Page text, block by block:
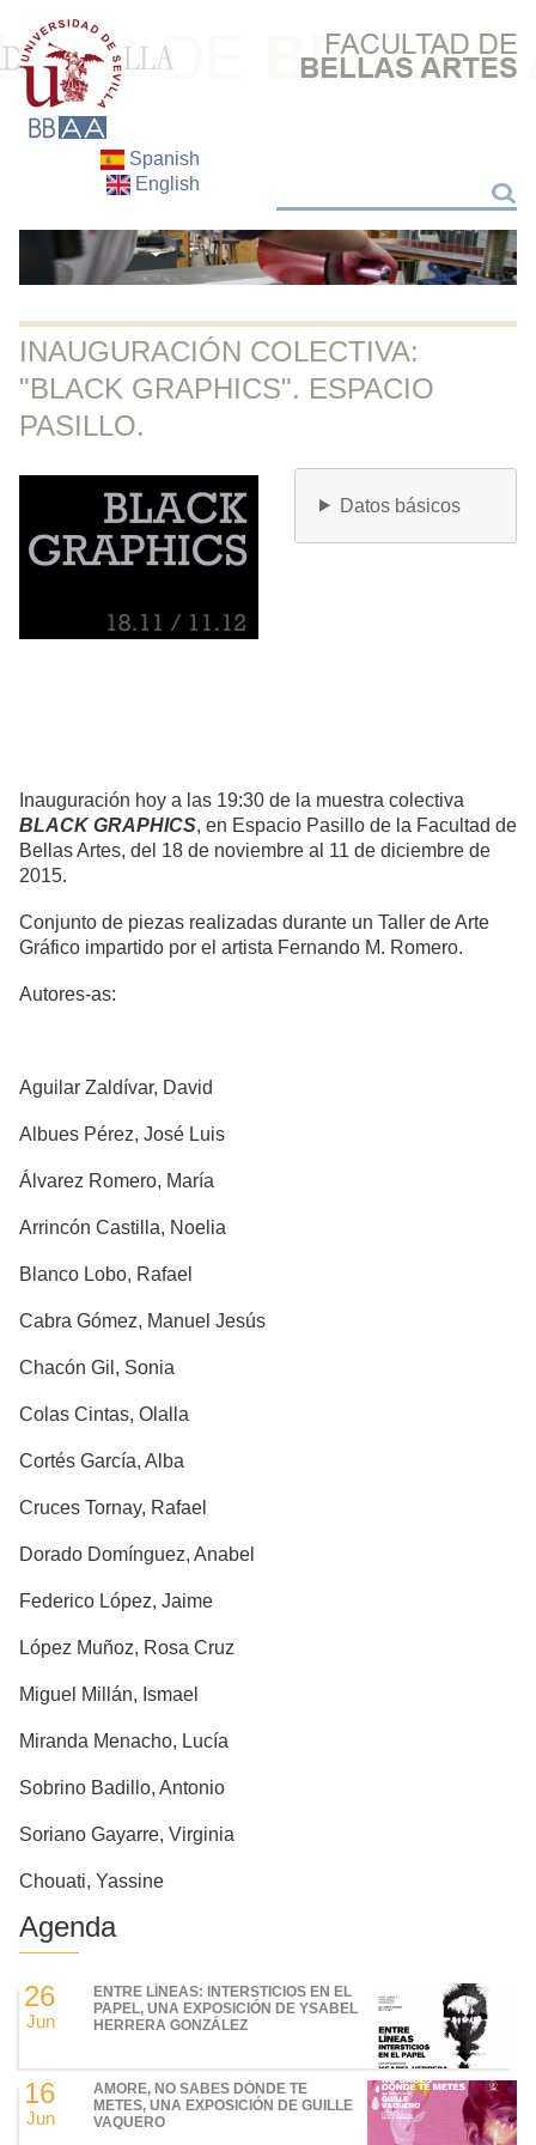
Spanish
English
Search
INAUGURACIÓN COLECTIVA:
"BLACK GRAPHICS". ESPACIO
PASILLO.
Datos básicos
Inauguración hoy a las 19:30 de la muestra colectiva
BLACK GRAPHICS, en Espacio Pasillo de la Facultad de
Bellas Artes, del 18 de noviembre al 11 de diciembre de
2015.
Conjunto de piezas realizadas durante un Taller de Arte
Gráfico impartido por el artista Fernando M. Romero.
Autores-as:
Aguilar Zaldívar, David
Albues Pérez, José Luis
Álvarez Romero, María
Arrincón Castilla, Noelia
Blanco Lobo, Rafael
Cabra Gómez, Manuel Jesús
Chacón Gil, Sonia
Colas Cintas, Olalla
Cortés García, Alba
Cruces Tornay, Rafael
Dorado Domínguez, Anabel
Federico López, Jaime
López Muñoz, Rosa Cruz
Miguel Millán, Ismael
Miranda Menacho, Lucía
Sobrino Badillo, Antonio
Soriano Gayarre, Virginia
Chouati, Yassine
Agenda
26
Jun
ENTRE LÍNEAS: INTERSTICIOS EN EL
PAPEL, UNA EXPOSICIÓN DE YSABEL
HERRERA GONZÁLEZ
16
Jun
AMORE, NO SABES DÓNDE TE
METES, UNA EXPOSICIÓN DE GUILLE
VAQUERO